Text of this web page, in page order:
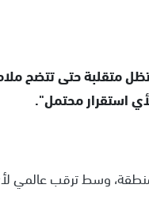
متقلبة حتى تتضح
استقرار محتمل".
وسط ترقب عالمي